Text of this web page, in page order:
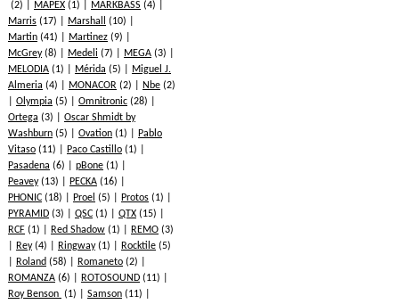
(2)
MAPEX (1) MARKBASS (4)
Marris (17) Marshall
(10)
Martin (41) Martinez (9)
McGrey(8) Medeli (7) MEGA (3)
MELODIA (1) Mérida (5)
Miguel J.
Almeria (4) MONACOR (2) Nbe (2)
Olympia (5) Omnitronic (28)
Ortega (3)
Oscar Shmidt by
Washburn (5) Ovation (1)
Pablo
Vitaso (11) Paco Castillo (1)
Pasadena (6) pBone (1)
Peavey(13) PECKA (16)
PHONIC (18) Proel (5) Protos (1)
PYRAMID (3) QSC (1) QTX (15)
RCF (1) Red Shadow (1) REMO (3)
Rey(4) Ringway(1) Rocktile (5)
Roland (58) Romaneto (2)
ROMANZA (6) ROTOSOUND (11)
Roy Benson (1) Samson (11)